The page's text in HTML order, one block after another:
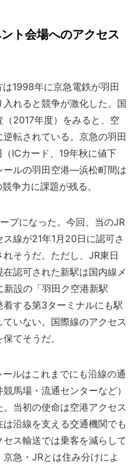
ト会場へのアクセス
1998年に京急電鉄が羽田
れると競争が激化した。国
2017年度）をみると、空
転されている。京急の羽田
ICカード、19年秋に値下
ールの羽田空港―浜松町間は
争力に課題が残る。
プになった。今回、当のJR
線が21年1月20日に認可さ
そうだ。ただし、JR東日
認可された新駅は国内線メ
設の「羽田ク空港新駅
着する第3ターミナルにも駅
いない。国際線のアクセス
てそうだ。
ルはこれまでにも沿線の通
馬場・流通センターなど）
当初の使命は空港アクセス
沿線を支える交通機関でも
ス輸送では乗客を減らして
急・JRとは住み分けによ